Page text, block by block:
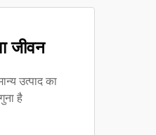
जीवन
उत्पाद का
है